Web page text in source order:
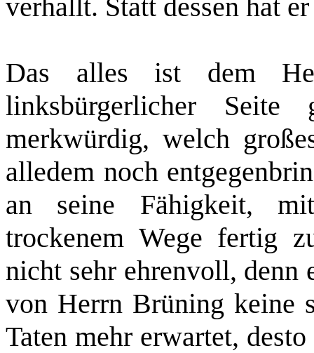
verhallt. Statt dessen hat
Das alles ist dem
linksbürgerlicher
merkwürdig, welch
alledem noch
an seine Fähigkeit,
trockenem Wege fertig
nicht sehr ehrenvoll, denn
von Herrn Brüning keine
Taten mehr erwartet,